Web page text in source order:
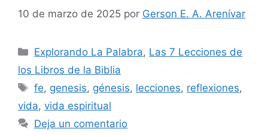
10 de marzo de 2025 por Gerson E. A. Arenívar
Categorías
Explorando La Palabra, Las 7 Lecciones de
los Libros de la Biblia
Etiquetas
fe, genesis, génesis, lecciones, reflexiones,
vida, vida espiritual
Deja un comentario